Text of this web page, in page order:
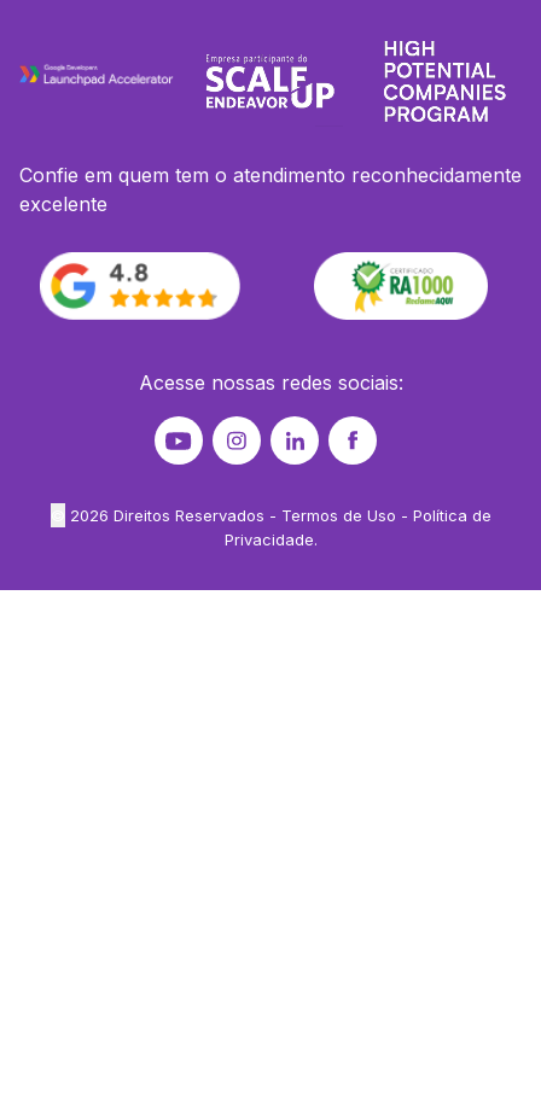
Confie em quem tem o atendimento reconhecidamente
excelente
Acesse nossas redes sociais:
2026 Direitos Reservados - Termos de Uso - Política de
Privacidade.